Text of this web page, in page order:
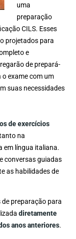
uma
preparação
CILS. Esses
projetados para
e
de prepará-
exame com um
suas necessidades
de exercícios
na
em língua italiana.
conversas guiadas
as habilidades de
preparação para
diretamente
anos anteriores.